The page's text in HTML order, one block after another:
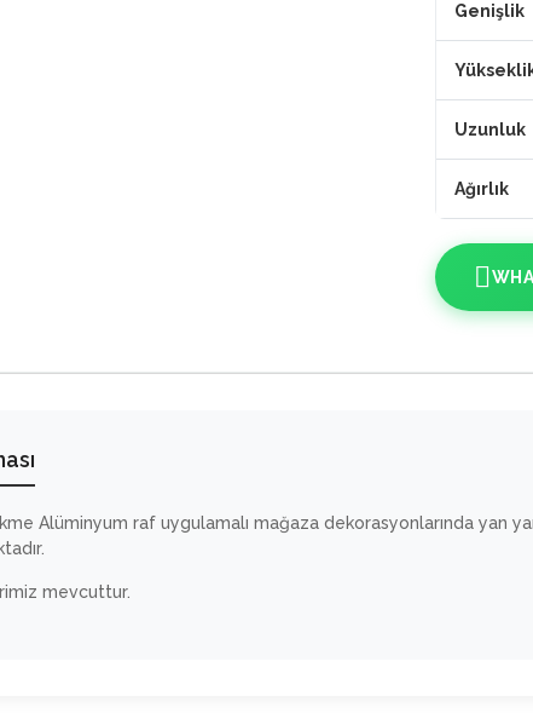
Genişlik
Uzunluk
Ağırlık
Alüminyum raf uygulamalı mağaza dekorasyonlarında yan
mevcuttur.